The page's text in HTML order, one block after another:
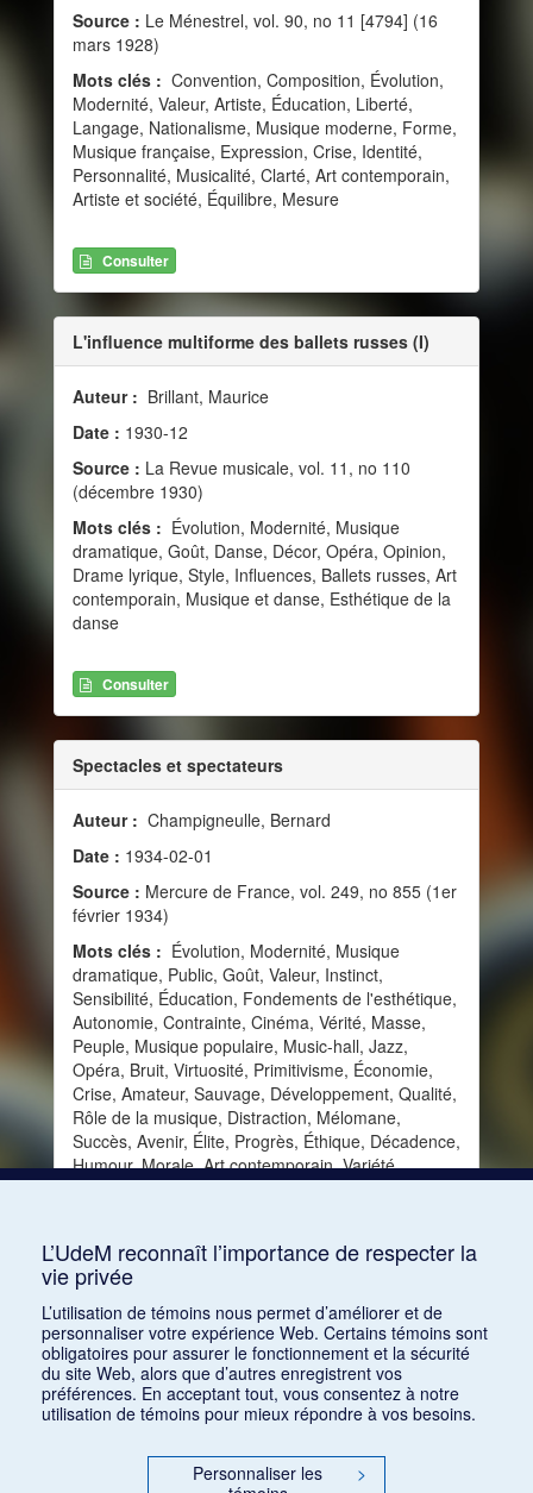
Source : Le Ménestrel, vol. 90, no 11 [4794] (16
mars 1928)
Mots clés : Convention, Composition, Évolution,
Modernité, Valeur, Artiste, Éducation, Liberté,
Langage, Nationalisme, Musique moderne, Forme,
Musique française, Expression, Crise, Identité,
Personnalité, Musicalité, Clarté, Art contemporain,
Artiste et société, Équilibre, Mesure
Consulter
L'influence multiforme des ballets russes (I)
Auteur : Brillant, Maurice
Date : 1930-12
Source : La Revue musicale, vol. 11, no 110
(décembre 1930)
Mots clés : Évolution, Modernité, Musique
dramatique, Goût, Danse, Décor, Opéra, Opinion,
Drame lyrique, Style, Influences, Ballets russes, Art
contemporain, Musique et danse, Esthétique de la
danse
Consulter
Spectacles et spectateurs
Auteur : Champigneulle, Bernard
Date : 1934-02-01
Source : Mercure de France, vol. 249, no 855 (1er
février 1934)
Mots clés : Évolution, Modernité, Musique
dramatique, Public, Goût, Valeur, Instinct,
Sensibilité, Éducation, Fondements de l'esthétique,
Autonomie, Contrainte, Cinéma, Vérité, Masse,
Peuple, Musique populaire, Music-hall, Jazz,
Opéra, Bruit, Virtuosité, Primitivisme, Économie,
Crise, Amateur, Sauvage, Développement, Qualité,
Rôle de la musique, Distraction, Mélomane,
Succès, Avenir, Élite, Progrès, Éthique, Décadence,
Humour, Morale, Art contemporain, Variété,
L’UdeM reconnaît l’importance de respecter la
vie privée
L’utilisation de témoins nous permet d’améliorer et de
personnaliser votre expérience Web. Certains témoins sont
obligatoires pour assurer le fonctionnement et la sécurité
du site Web, alors que d’autres enregistrent vos
préférences. En acceptant tout, vous consentez à notre
utilisation de témoins pour mieux répondre à vos besoins.
Personnaliser les
>